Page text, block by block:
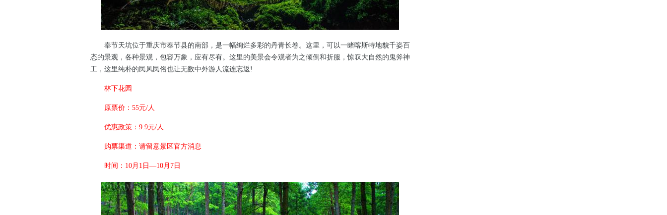
奉节天坑位于重庆市奉节县的南部，是一幅绚烂多彩的丹青长卷。这里，可以一睹喀斯特地貌千姿百
态的景观，各种景观，包容万象，应有尽有。这里的美景会令观者为之倾倒和折服，惊叹大自然的鬼斧神
工，这里纯朴的民风民俗也让无数中外游人流连忘返!
林下花园
原票价：55元/人
优惠政策：9.9元/人
购票渠道：请留意景区官方消息
时间：10月1日—10月7日